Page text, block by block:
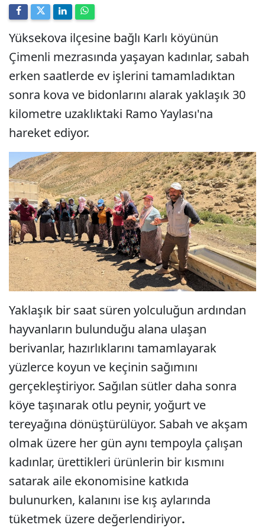
Yüksekova ilçesine bağlı Karlı köyünün
Çimenli mezrasında yaşayan kadınlar, sabah
erken saatlerde ev işlerini tamamladıktan
sonra kova ve bidonlarını alarak yaklaşık 30
kilometre uzaklıktaki Ramo Yaylası'na
hareket ediyor.
Yaklaşık bir saat süren yolculuğun ardından
hayvanların bulunduğu alana ulaşan
berivanlar, hazırlıklarını tamamlayarak
yüzlerce koyun ve keçinin sağımını
gerçekleştiriyor. Sağılan sütler daha sonra
köye taşınarak otlu peynir, yoğurt ve
tereyağına dönüştürülüyor. Sabah ve akşam
olmak üzere her gün aynı tempoyla çalışan
kadınlar, ürettikleri ürünlerin bir kısmını
satarak aile ekonomisine katkıda
bulunurken, kalanını ise kış aylarında
tüketmek üzere değerlendiriyor.